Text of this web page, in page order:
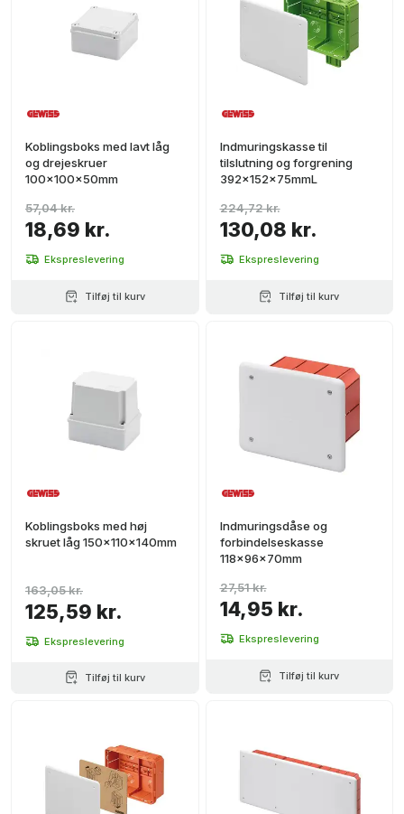
Koblingsboks med lavt låg
og drejeskruer
100x100x50mm
18,69 kr.
57,04 kr.
Ekspreslevering
Tilføj til kurv
Indmuringskasse til
tilslutning og forgrening
392x152x75mmL
130,08 kr.
224,72 kr.
Ekspreslevering
Tilføj til kurv
Koblingsboks med høj
skruet låg 150x110x140mm
125,59 kr.
163,05 kr.
Ekspreslevering
Tilføj til kurv
Indmuringsdåse og
forbindelseskasse
118x96x70mm
14,95 kr.
27,51 kr.
Ekspreslevering
Tilføj til kurv